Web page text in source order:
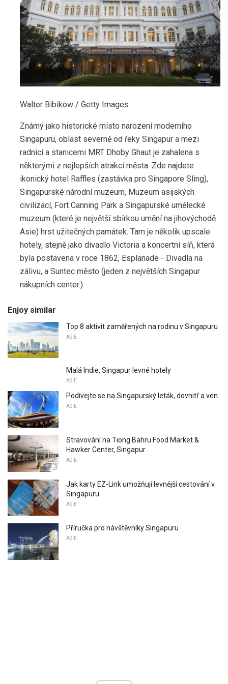
Walter Bibikow / Getty Images
Známý jako historické místo narození moderního
Singapuru, oblast severně od řeky Singapur a mezi
radnicí a stanicemi MRT Dhoby Ghaut je zahalena s
některými z nejlepších atrakcí města. Zde najdete
ikonický hotel Raffles (zastávka pro Singapore Sling),
Singapurské národní muzeum, Muzeum asijských
civilizací, Fort Canning Park a Singapurské umělecké
muzeum (které je největší sbírkou umění na jihovýchodě
Asie) hrst užitečných památek. Tam je několik upscale
hotely, stejně jako divadlo Victoria a koncertní síň, která
byla postavena v roce 1862, Esplanade - Divadla na
zálivu, a Suntec město (jeden z největších Singapur
nákupních center.).
Enjoy similar
Top 8 aktivit zaměřených na rodinu v Singapuru
ASIE
Malá Indie, Singapur levné hotely
ASIE
Podívejte se na Singapurský leták, dovnitř a ven
ASIE
Stravování na Tiong Bahru Food Market &
Hawker Center, Singapur
ASIE
Jak karty EZ-Link umožňují levnější cestování v
Singapuru
ASIE
Příručka pro návštěvníky Singapuru
ASIE